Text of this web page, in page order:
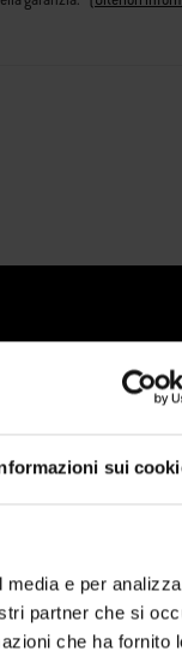
sui
e per
partner che si
che ha fornito
(Avanti) e